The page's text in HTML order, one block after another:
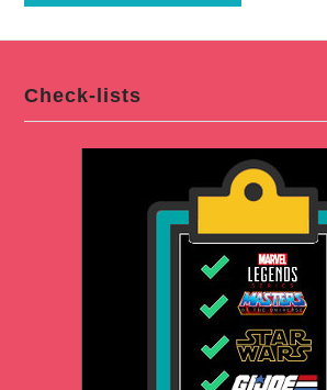
Check-lists